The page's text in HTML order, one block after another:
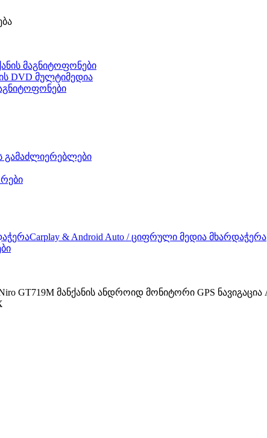
მაგნიტოფონები
DVD მულტიმედია
გამაძლიერებლები
Carplay & Android Auto / ციფრული მედია მხარდაჭერა
GT719M მანქანის ანდროიდ მონიტორი GPS